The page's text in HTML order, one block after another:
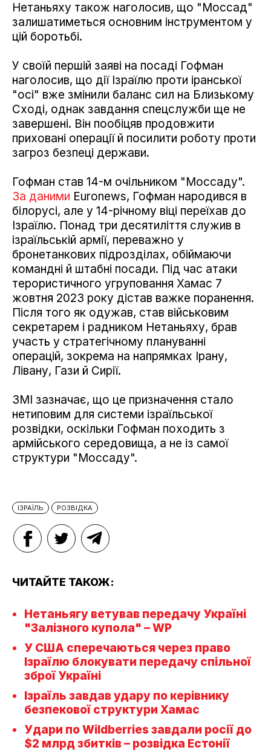
Нетаньяху також наголосив, що "Моссад"
залишатиметься основним інструментом у
цій боротьбі.
У своїй першій заяві на посаді Гофман
наголосив, що дії Ізраїлю проти іранської
"осі" вже змінили баланс сил на Близькому
Сході, однак завдання спецслужби ще не
завершені. Він пообіцяв продовжити
приховані операції й посилити роботу проти
загроз безпеці держави.
Гофман став 14-м очільником "Моссаду".
За даними Euronews, Гофман народився в
білорусі, але у 14-річному віці переїхав до
Ізраїлю. Понад три десятиліття служив в
ізраїльській армії, переважно у
бронетанкових підрозділах, обіймаючи
командні й штабні посади. Під час атаки
терористичного угруповання Хамас 7
жовтня 2023 року дістав важке поранення.
Після того як одужав, став військовим
секретарем і радником Нетаньяху, брав
участь у стратегічному плануванні
операцій, зокрема на напрямках Ірану,
Лівану, Гази й Сирії.
ЗМІ зазначає, що це призначення стало
нетиповим для системи ізраїльської
розвідки, оскільки Гофман походить з
армійського середовища, а не із самої
структури "Моссаду".
ІЗРАЇЛЬ РОЗВІДКА
ЧИТАЙТЕ ТАКОЖ:
Нетаньягу ветував передачу Україні
"Залізного купола" – WP
У США сперечаються через право
Ізраїлю блокувати передачу спільної
зброї Україні
Ізраїль завдав удару по керівнику
безпекової структури Хамас
Удари по Wildberries завдали росії до
$2 млрд збитків – розвідка Естонії